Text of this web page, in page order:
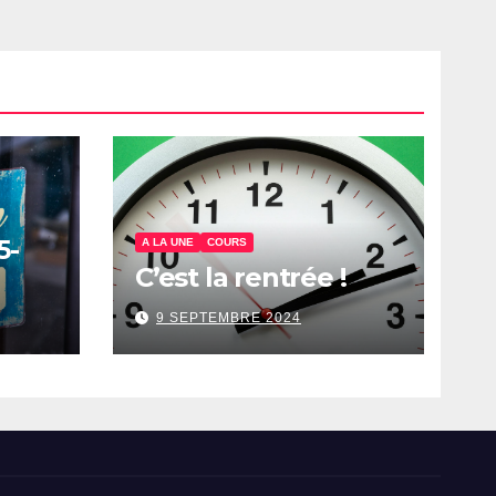
A LA UNE COURS
C’est la rentrée !
9 SEPTEMBRE 2024